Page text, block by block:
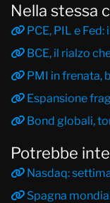
Nella stessa
PCE, PIL e
BCE, il rialzo
PMI in frenata,
Espansione
Bond globali,
Potrebbe
Nasdaq:
Spagna